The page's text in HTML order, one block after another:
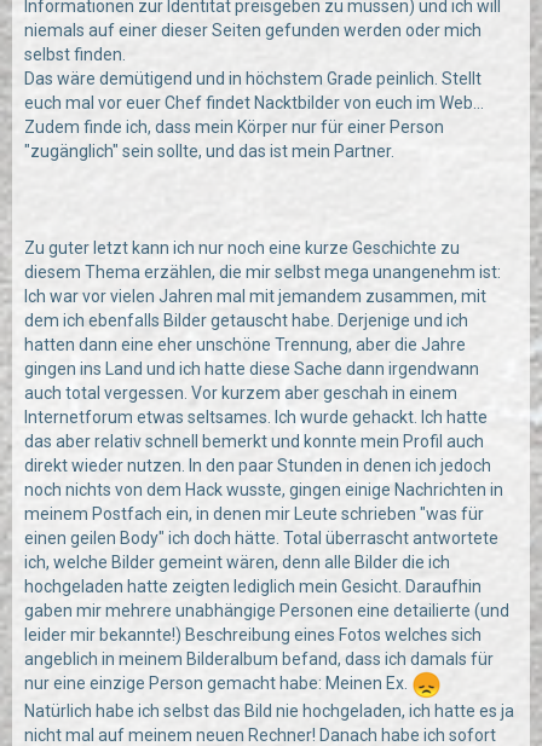
Informationen zur Identität preisgeben zu müssen) und ich will
niemals auf einer dieser Seiten gefunden werden oder mich
selbst finden.
Das wäre demütigend und in höchstem Grade peinlich. Stellt
euch mal vor euer Chef findet Nacktbilder von euch im Web...
Zudem finde ich, dass mein Körper nur für einer Person
"zugänglich" sein sollte, und das ist mein Partner.
Zu guter letzt kann ich nur noch eine kurze Geschichte zu
diesem Thema erzählen, die mir selbst mega unangenehm ist:
Ich war vor vielen Jahren mal mit jemandem zusammen, mit
dem ich ebenfalls Bilder getauscht habe. Derjenige und ich
hatten dann eine eher unschöne Trennung, aber die Jahre
gingen ins Land und ich hatte diese Sache dann irgendwann
auch total vergessen. Vor kurzem aber geschah in einem
Internetforum etwas seltsames. Ich wurde gehackt. Ich hatte
das aber relativ schnell bemerkt und konnte mein Profil auch
direkt wieder nutzen. In den paar Stunden in denen ich jedoch
noch nichts von dem Hack wusste, gingen einige Nachrichten in
meinem Postfach ein, in denen mir Leute schrieben "was für
einen geilen Body" ich doch hätte. Total überrascht antwortete
ich, welche Bilder gemeint wären, denn alle Bilder die ich
hochgeladen hatte zeigten lediglich mein Gesicht. Daraufhin
gaben mir mehrere unabhängige Personen eine detailierte (und
leider mir bekannte!) Beschreibung eines Fotos welches sich
angeblich in meinem Bilderalbum befand, dass ich damals für
nur eine einzige Person gemacht habe: Meinen Ex.
Natürlich habe ich selbst das Bild nie hochgeladen, ich hatte es ja
nicht mal auf meinem neuen Rechner! Danach habe ich sofort